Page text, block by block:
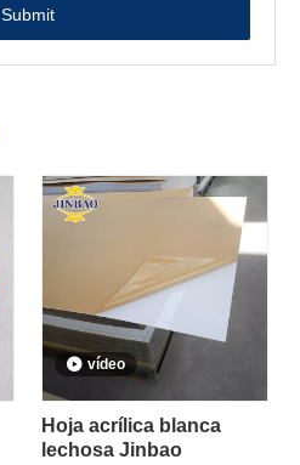
Submit
vídeo
Hoja acrílica blanca
lechosa Jinbao